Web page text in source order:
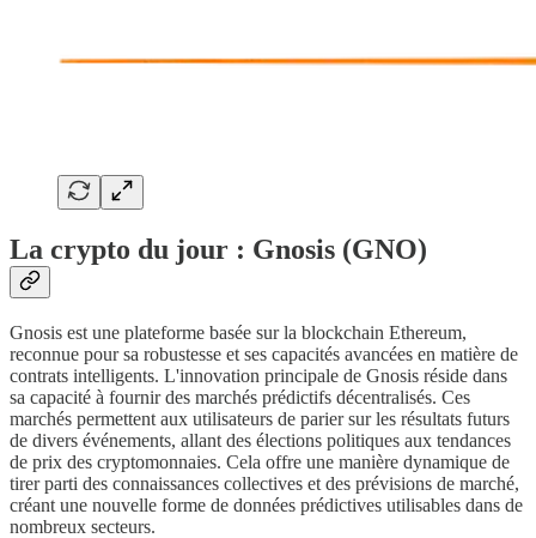
La crypto du jour : Gnosis (GNO)
Gnosis est une plateforme basée sur la blockchain Ethereum,
reconnue pour sa robustesse et ses capacités avancées en matière de
contrats intelligents. L'innovation principale de Gnosis réside dans
sa capacité à fournir des marchés prédictifs décentralisés. Ces
marchés permettent aux utilisateurs de parier sur les résultats futurs
de divers événements, allant des élections politiques aux tendances
de prix des cryptomonnaies. Cela offre une manière dynamique de
tirer parti des connaissances collectives et des prévisions de marché,
créant une nouvelle forme de données prédictives utilisables dans de
nombreux secteurs.